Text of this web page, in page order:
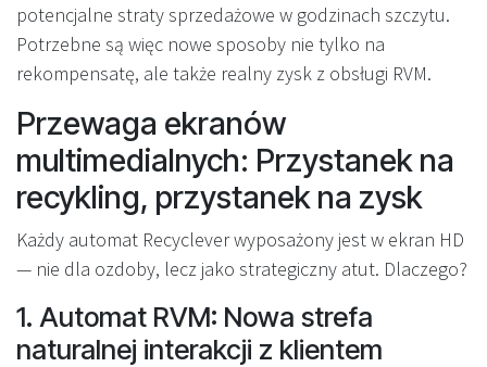
potencjalne straty sprzedażowe w godzinach szczytu.
Potrzebne są więc nowe sposoby nie tylko na
rekompensatę, ale także realny zysk z obsługi RVM.
Przewaga ekranów
multimedialnych: Przystanek na
recykling, przystanek na zysk
Każdy automat Recyclever wyposażony jest w ekran HD
— nie dla ozdoby, lecz jako strategiczny atut. Dlaczego?
1. Automat RVM: Nowa strefa
naturalnej interakcji z klientem